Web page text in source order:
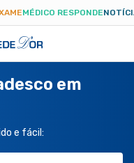
MÉDICO RESPONDE
em
e fácil: